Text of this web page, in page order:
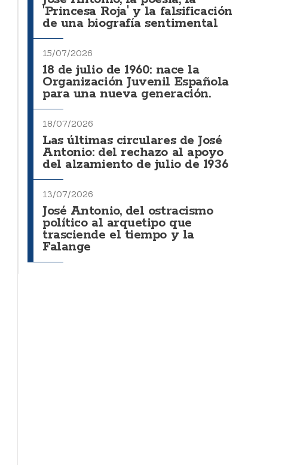
'Princesa Roja' y la falsificación
de una biografía sentimental
15/07/2026
18 de julio de 1960: nace la
Organización Juvenil Española
para una nueva generación.
18/07/2026
Las últimas circulares de José
Antonio: del rechazo al apoyo
del alzamiento de julio de 1936
13/07/2026
José Antonio, del ostracismo
político al arquetipo que
trasciende el tiempo y la
Falange